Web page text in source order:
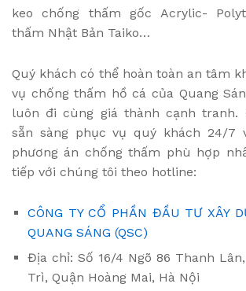
keo chống thấm gốc Acrylic-
thấm Nhật Bản Taiko…
Quý khách có thể hoàn toàn an tâm
vụ chống thấm hồ cá của Quang
luôn đi cùng giá thành cạnh tranh.
sẵn sàng phục vụ quý khách 24/7
phương án chống thấm phù hợp
tiếp với chúng tôi theo hotline:
CÔNG TY CỔ PHẦN ĐẦU TƯ XÂY
QUANG SÁNG (QSC)
Địa chỉ: Số 16/4 Ngõ 86 Thanh
Trì, Quận Hoàng Mai, Hà Nội